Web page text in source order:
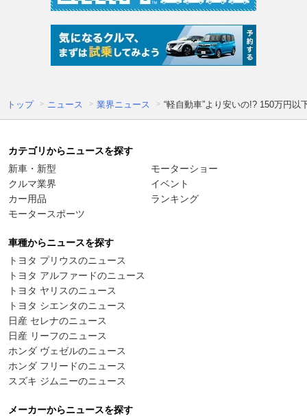
トップ ニュース 業界ニュース “軽自動車”より安いの!? 150万円
カテゴリからニュースを探す
新車・新型
クルマ業界
カー用品
モータースポーツ
モーターショー
イベント
ランキング
車種からニュースを探す
トヨタ プリウスのニュース
トヨタ アルファードのニュース
トヨタ ヤリスのニュース
トヨタ シエンタのニュース
日産 セレナのニュース
日産 リーフのニュース
ホンダ ヴェゼルのニュース
ホンダ フリードのニュース
スズキ ジムニーのニュース
メーカーからニュースを探す